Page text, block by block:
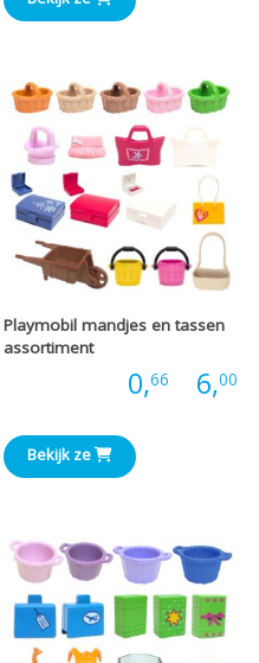
tot
€3,66
€0,66
tot
€2,00
Playmobil mandjes en tassen
assortiment
0,66 6,00
Bekijk ze